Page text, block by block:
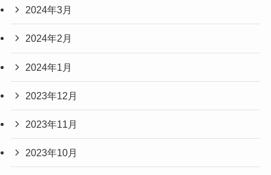
2024年3月
2024年2月
2024年1月
2023年12月
2023年11月
2023年10月